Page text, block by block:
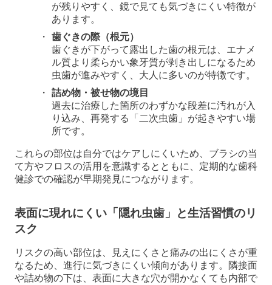
が残りやすく、鏡で見ても気づきにくい特徴が
あります。
歯ぐきの際（根元）
歯ぐきが下がって露出した歯の根元は、エナメ
ル質より柔らかい象牙質が剥き出しになるため
虫歯が進みやすく、大人に多いのが特徴です。
詰め物・被せ物の境目
過去に治療した箇所のわずかな段差に汚れが入
り込み、再発する「二次虫歯」が起きやすい場
所です。
これらの部位は自分ではケアしにくいため、ブラシの当
て方やフロスの活用を意識するとともに、定期的な歯科
健診での確認が早期発見につながります。
表面に現れにくい「隠れ虫歯」と生活習慣のリ
スク
リスクの高い部位は、見えにくさと痛みの出にくさが重
なるため、進行に気づきにくい傾向があります。隣接面
や詰め物の下は、表面に大きな穴が開かなくても内部で